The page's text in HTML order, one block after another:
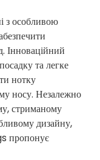
з особливою
Інноваційний
та легке
нотку
носу. Незалежно
стриманому
дизайну,
пропонує